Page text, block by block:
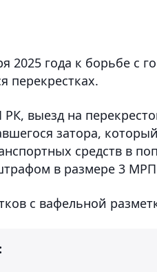
2025 года к борьбе с
перекрестках.
РК, выезд на
затора,
средств в
в размере 3 МРП
с вафельной